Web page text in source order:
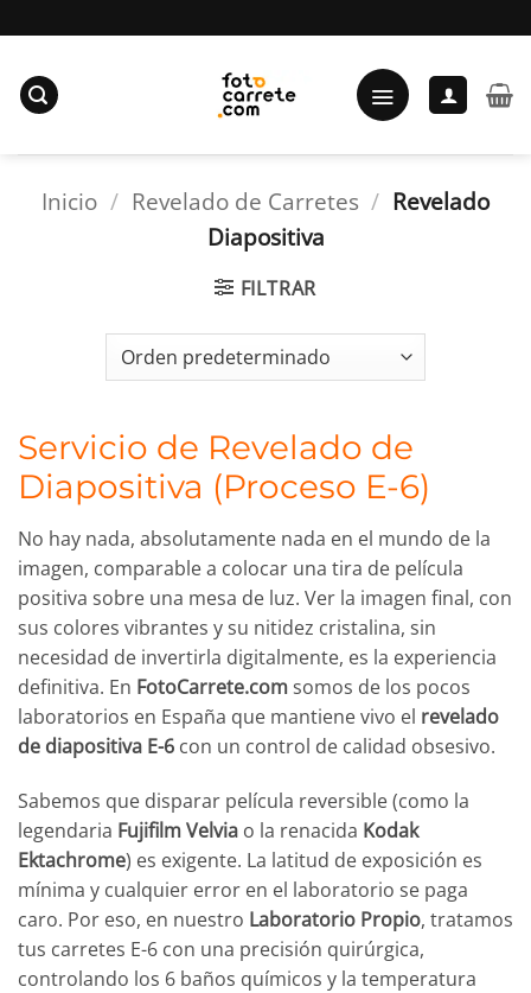
al
contenido
Inicio / Revelado de Carretes / Revelado
Diapositiva
FILTRAR
Servicio de Revelado de
Diapositiva (Proceso E-6)
No hay nada, absolutamente nada en el mundo de la
imagen, comparable a colocar una tira de película
positiva sobre una mesa de luz. Ver la imagen final, con
sus colores vibrantes y su nitidez cristalina, sin
necesidad de invertirla digitalmente, es la experiencia
definitiva. En FotoCarrete.comsomos de los pocos
laboratorios en España que mantiene vivo el revelado
de diapositiva E-6 con un control de calidad obsesivo.
Sabemos que disparar película reversible (como la
legendaria Fujifilm Velvia o la renacida Kodak
Ektachrome) es exigente. La latitud de exposición es
mínima y cualquier error en el laboratorio se paga
caro. Por eso, en nuestro Laboratorio Propio, tratamos
tus carretes E-6 con una precisión quirúrgica,
controlando los 6 baños químicos y la temperatura